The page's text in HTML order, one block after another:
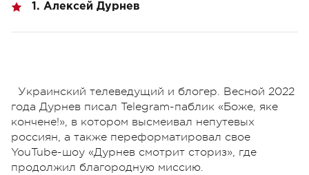
1. Алексей Дурнев
Украинский телеведущий и блогер. Весной 2022
года Дурнев писал Telegram-паблик «Боже, яке
кончене!», в котором высмеивал непутевых
россиян, а также переформатировал свое
YouTube-шоу «Дурнев смотрит сториз», где
продолжил благородную миссию.